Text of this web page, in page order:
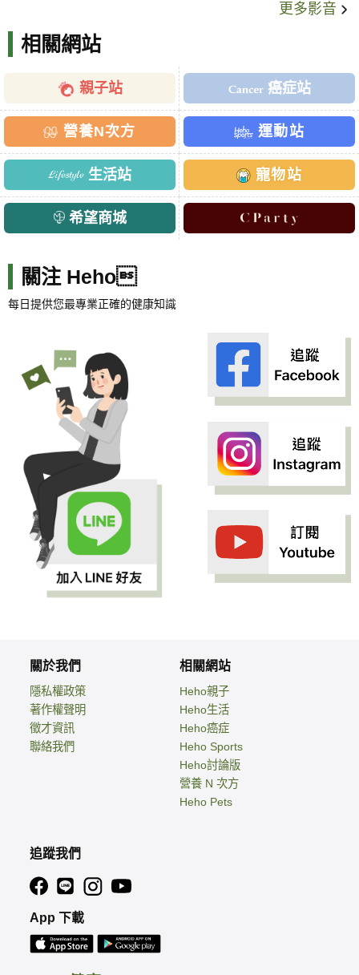
更多影音
相關網站
親子站 癌症站
營養N次方 運動站
生活站 寵物站
希望商城
關注 Heho
每日提供您最專業正確的健康知識
關於我們
隱私權政策
著作權聲明
徵才資訊
聯絡我們
相關網站
Heho親子
Heho生活
Heho癌症
Heho Sports
Heho討論版
營養 N 次方
Heho Pets
追蹤我們
App 下載